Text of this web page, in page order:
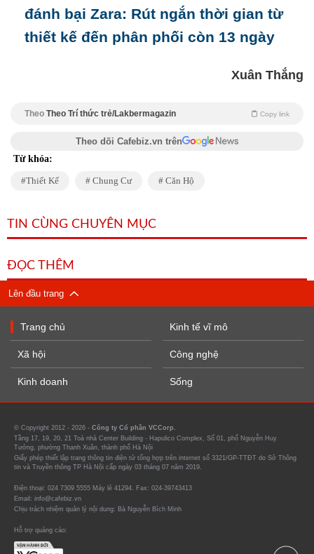
đánh bại Zara: Rút ngắn thời gian từ
thiết kế đến phân phối còn 13 ngày
Xuân Thắng
Theo Theo Trí thức trẻ/Lakbermagazin Copy link
Theo dõi Cafebiz.vn trên
Từ khóa:
Thiết Kế Chung Cư Căn Hộ
TIN CÙNG CHUYÊN MỤC
ĐỌC THÊM
Lên đầu trang
Trang chủ
Xã hội
Kinh doanh
Kinh tế vĩ mô
Công nghệ
Sống
© Copyright 2012 - 2026 - Công ty Cổ phần VCCorp.
Tầng 17, 19, 20, 21 Toà nhà Center Building - Hapulico Complex, Số 01, phố Nguyễn Huy
Tưởng, phường Thanh Xuân, thành phố Hà Nội
Giấy phép thiết lập trang thông tin điện tử tổng hợp trên internet số 3321/GP-TTĐT do Sở Thông
tin và Truyền thông TP Hà Nội cấp ngày 03 tháng 07 năm 2019.
Điện thoại: 024 7309 5555 Máy lẻ 41294. Fax: 024-39743413
Email: info@cafebiz.vn
Chịu trách nhiệm quản lý nội dung: Bà Nguyễn Bích Minh
Hỗ trợ quảng cáo: